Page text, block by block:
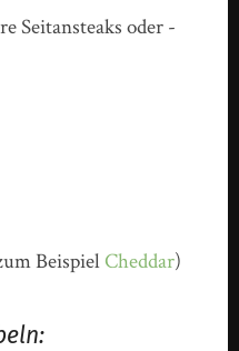
Seitansteaks oder -
Beispiel Cheddar)